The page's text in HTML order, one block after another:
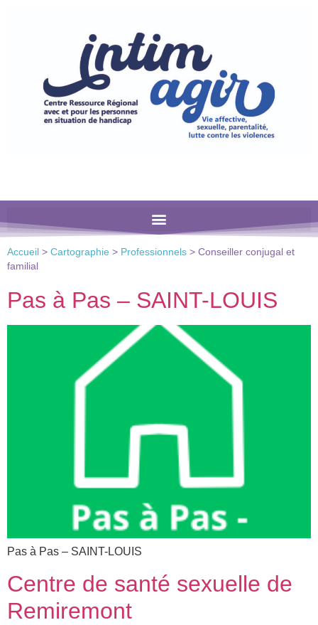
comprend
Accueil > Cartographie > Professionnels > Conseiller conjugal et
familial
Pas à Pas – SAINT-LOUIS​
Pas à Pas – SAINT-LOUIS​
Centre de santé sexuelle de
Remiremont